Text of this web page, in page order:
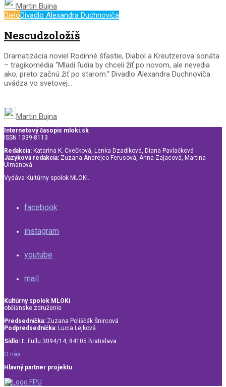
Martin Bujna
DieloDivadlo Alexandra Duchnoviča
Nescudzoložíš
Dramatizácia noviel Rodinné šťastie, Diabol a Kreutzerova sonáta
– tragikomédia “Mladí ľudia by chceli žiť po novom, ale nevedia
ako, preto začnú žiť po starom.“ Divadlo Alexandra Duchnoviča
uvádza vo svetovej...
Martin Bujna
Internetový časopis mloki.sk
ISSN 1339-8113
Redakcia: Katarína K. Cvečková, Lenka Dzadíková, Diana Pavlačková
Jazyková redakcia: Zuzana Andrejco Ferusová, Anna Zajacová, Martina
Ulmanová
Vydáva Kultúrny spolok MLOKi.
facebook
instagram
youtube
mail
Kultúrny spolok MLOKi
občianske združenie
Predsedníčka: Zuzana Poliščák Šnircová
Podpredsedníčka: Lucia Lejková
Sídlo: Ľ. Fullu 3094/14, 84105 Bratislava
O nás
Hlavný partner projektu